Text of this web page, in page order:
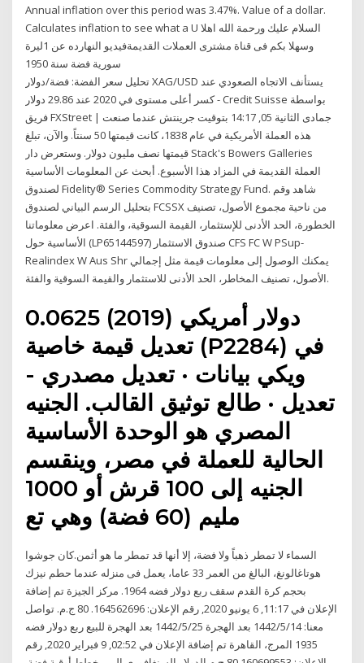
Annual inflation over this period was 3.47%. Value of a dollar.
Calculates inflation to see what a U السلام عليك ورحمة الله اهلا
وسهلا بكم فى قناة مشترى العملات القديمةفيديو النهارده عن 1ليرة
سورية فضة سنة 1950
تحليل سعر الفضة: فضة/دولار XAG/USD يستأنف الاتجاه الصعودي عند
كسر أعلى مستوى في 2020 عند 29.86 دولار - Credit Suisse بواسطة
فريق FXStreet | جمادى الثانية 05, 14:17 بتوقيت جرينتش عندما صنعت
هذه العملة الأمريكية في عام 1838، كانت قيمتها 50 سنتاً. والآن، تبلغ
قيمتها نصف مليون دولار. وستعرض دار Stack's Bowers Galleries
العملة القديمة في المزاد هذا الأسبوع. أبحث عن المعلومات الأساسية
لصندوق Fidelity® Series Commodity Strategy Fund. شاهد وقم
بتحليل الرسم البياني لصندوق FCSSX من ناحية مجموع الأصول، تصنيف
الخطورة، الحد الأدنى للإستثمار، القيمة السوقية، والفئة. اعرض معلوماتنا
الأساسية حول (LP65144597) صندوق الاستثمار CFS FC W PSup-
Realindex W Aus Shr يمكنك الوصول إلى معلومات قيمة مثل إجمالي
الأصول، تصنيف المخاطر، الحد الأدنى للاستثمار والقيمة السوقية والفئة.
0.0625 دولار أمريكي (2019)
تعديل قيمة خاصية (P2284) في
ويكي بيانات · تعديل مصدري -
تعديل · طالع توثيق القالب. الجنيه
المصري هو الوحدة الأساسية
الحالية للعملة في مصر، وينقسم
الجنيه إلى 100 قرش أو 1000
مليم (60 فضة) وهي تع
السماء لا تمطر ذهباً ولا فضة، إلا أنها قد تمطر ما هو أثمن.كان جوشوا
هوتاغالونغ، البالغ من العمر 33 عاما، يعمل فى منزله عندما حطم نيزك
بحجم كرة القدم سقف ربع دولار فضه 1964. مركز الجيزة تم إضافة
الإعلان في 11:17, 6 يونيو 2020, رقم الإعلان: 164562696. 80 ج.م. تواصل
معنا: 14‏‏/5‏‏/1442 بعد الهجرة 25‏‏/5‏‏/1442 بعد الهجرة للبيع ربع دولار فضه
1935 المرج، القاهرة تم إضافة الإعلان في 02:52, 9 فبراير 2020, رقم